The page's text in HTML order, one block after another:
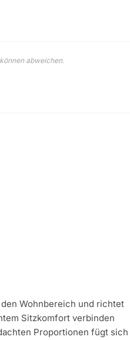
abweichen.
Wohnbereich und richtet
Sitzkomfort verbinden
Proportionen fügt sich